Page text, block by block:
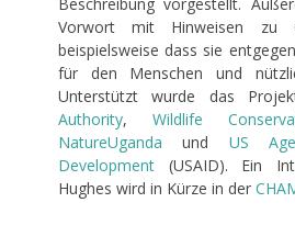
Vorwort mit Hinweisen zu
beispielsweise dass sie
für den Menschen und
Unterstützt wurde das
Authority, Wildlife
NatureUganda und US
Development(USAID). Ein
Hughes wird in Kürze in der